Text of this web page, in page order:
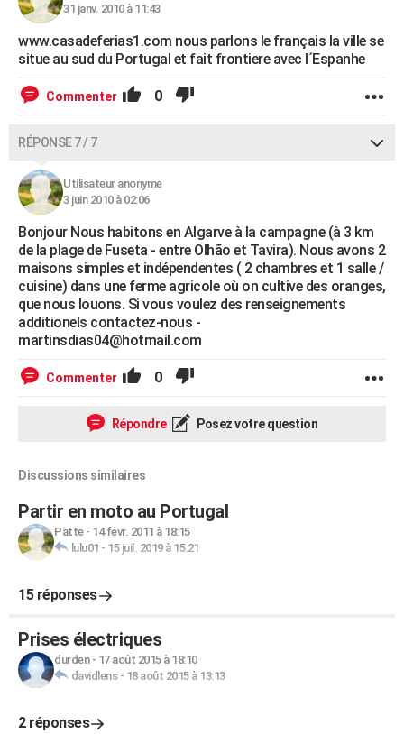
31 janv. 2010 à 11:43
www.casadeferias1.com nous parlons le français la ville se
situe au sud du Portugal et fait frontiere avec l´Espanhe
Commenter 0
RÉPONSE 7 / 7
Utilisateur anonyme
3 juin 2010 à 02:06
Bonjour Nous habitons en Algarve à la campagne (à 3 km
de la plage de Fuseta - entre Olhão et Tavira). Nous avons 2
maisons simples et indépendentes ( 2 chambres et 1 salle /
cuisine) dans une ferme agricole où on cultive des oranges,
que nous louons. Si vous voulez des renseignements
additionels contactez-nous -
martinsdias04@hotmail.com
Commenter 0
Répondre Posez votre question
Discussions similaires
Partir en moto au Portugal
Patte- 14 févr. 2011 à 18:15
lulu01 - 15 juil. 2019 à 15:21
15 réponses
Prises électriques
durden- 17 août 2015 à 18:10
davidlens- 18 août 2015 à 13:13
2 réponses